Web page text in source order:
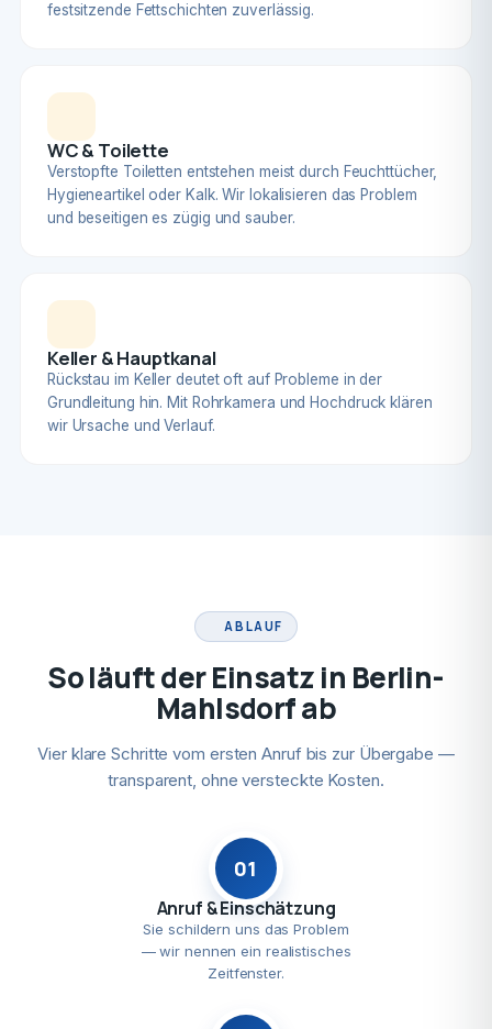
festsitzende Fettschichten zuverlässig.
WC & Toilette
Verstopfte Toiletten entstehen meist durch Feuchttücher,
Hygieneartikel oder Kalk. Wir lokalisieren das Problem
und beseitigen es zügig und sauber.
Keller & Hauptkanal
Rückstau im Keller deutet oft auf Probleme in der
Grundleitung hin. Mit Rohrkamera und Hochdruck klären
wir Ursache und Verlauf.
ABLAUF
So läuft der Einsatz in Berlin-
Mahlsdorf ab
Vier klare Schritte vom ersten Anruf bis zur Übergabe —
transparent, ohne versteckte Kosten.
01
Anruf & Einschätzung
Sie schildern uns das Problem
— wir nennen ein realistisches
Zeitfenster.